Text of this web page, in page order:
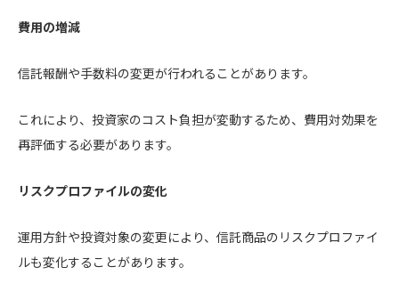
費用の増減
信託報酬や手数料の変更が行われることがあります。
これにより、投資家のコスト負担が変動するため、費用対効果を
再評価する必要があります。
リスクプロファイルの変化
運用方針や投資対象の変更により、信託商品のリスクプロファイ
ルも変化することがあります。